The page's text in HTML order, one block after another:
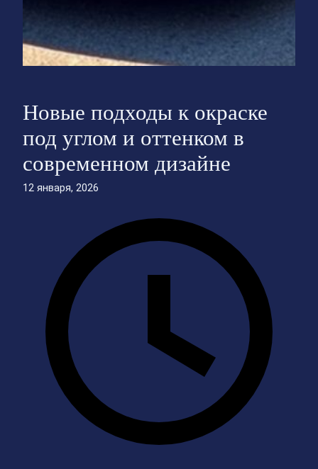
Новые подходы к окраске
под углом и оттенком в
современном дизайне
12 января, 2026